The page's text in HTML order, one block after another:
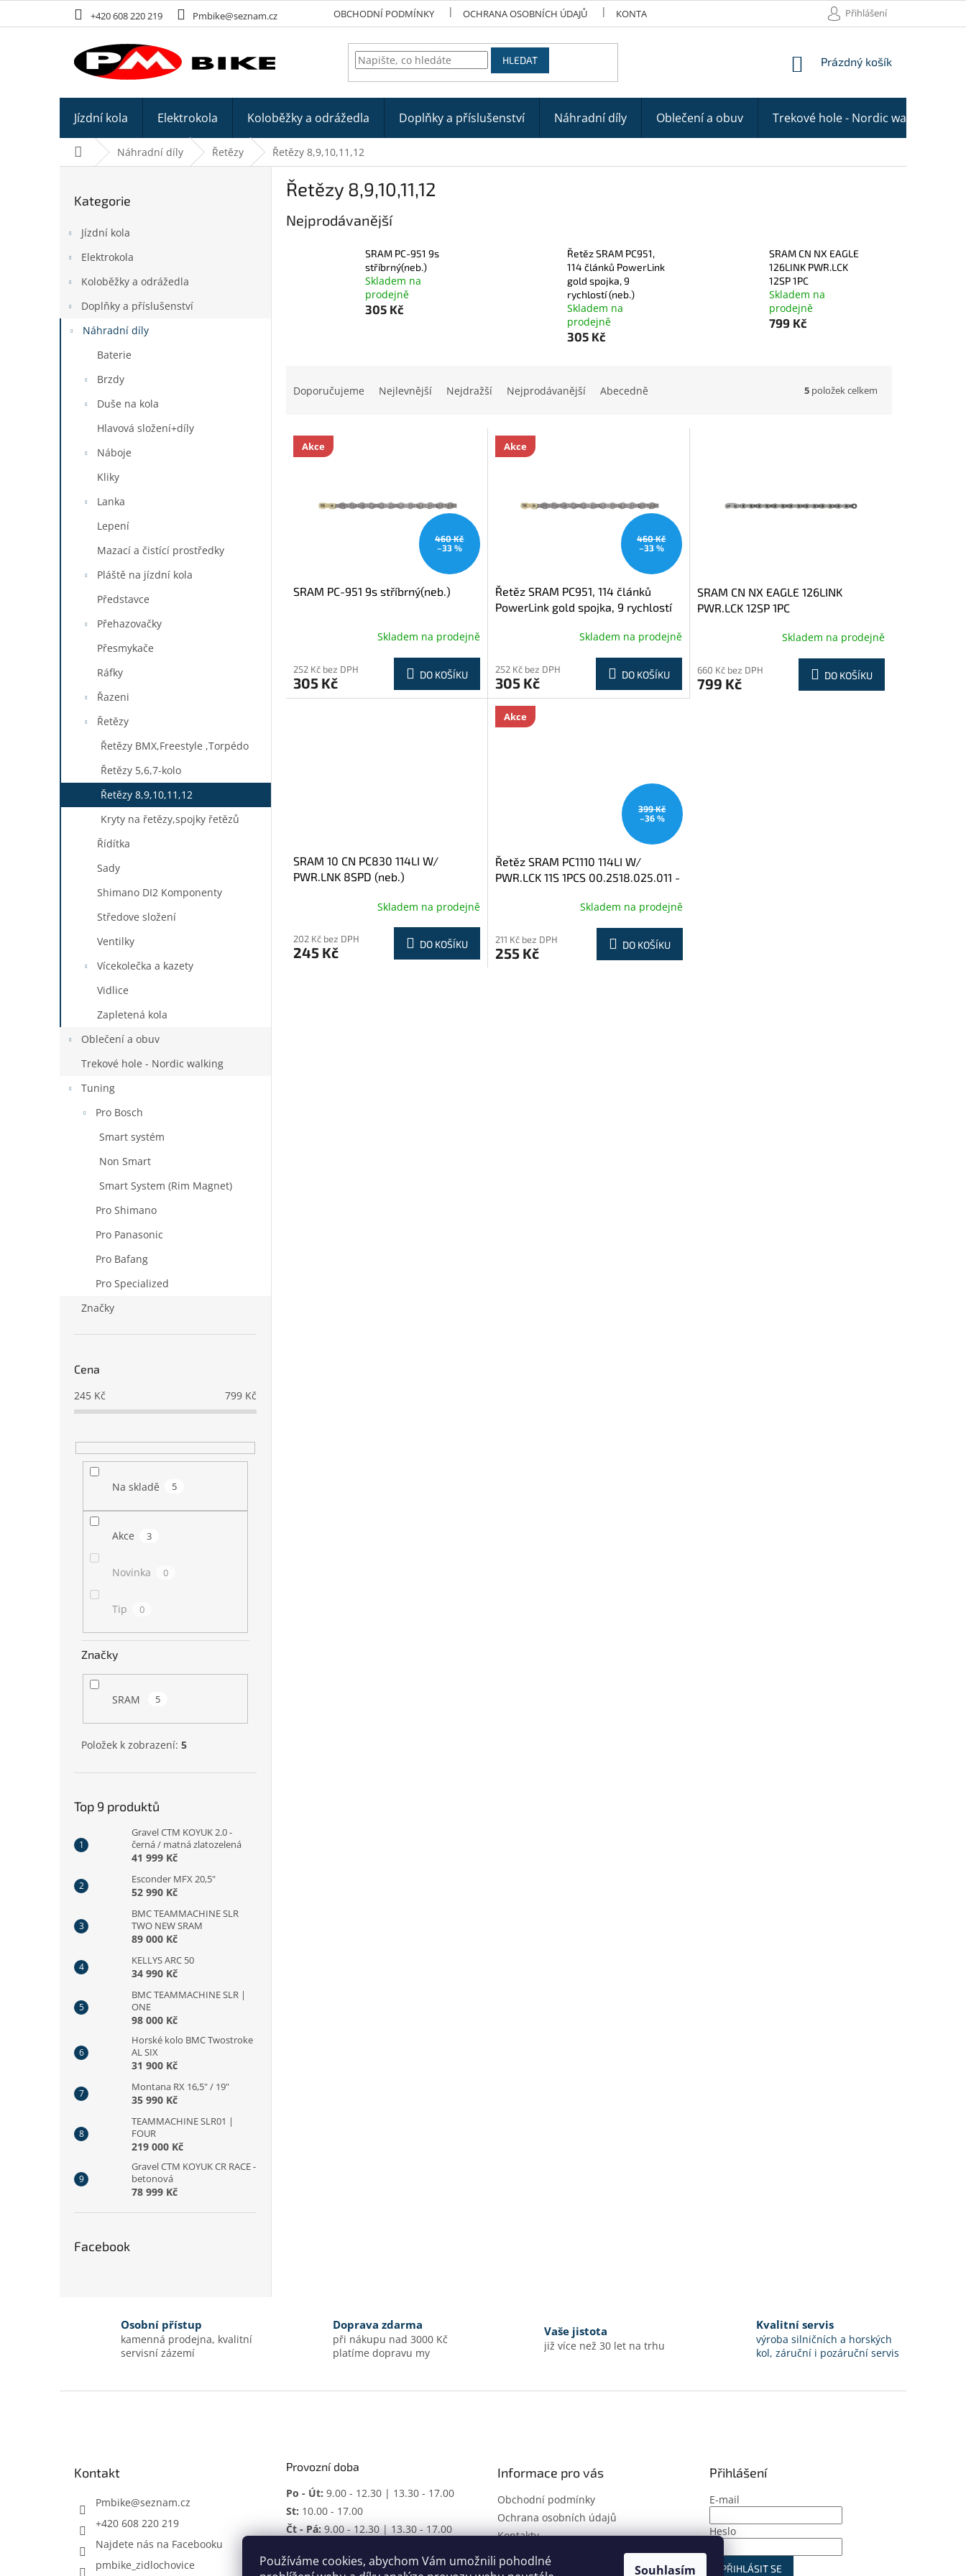
Používáme cookies, abychom Vám umožnili pohodlné
Souhlasím
+420 608 220 219 Pmbike@seznam.cz OBCHODNÍ PODMÍNKY OCHRANA OSOBNÍCH ÚDAJŮ KONTAKTY Přihlášení
HLEDAT
NÁKUPNÍ
Prázdný košík
Jízdní kola Elektrokola Koloběžky a odrážedla Doplňky a příslušenství Náhradní díly Oblečení a obuv Trekové hole - Nordic walking
Domů Náhradní díly Řetězy Řetězy 8,9,10,11,12
p
Přeskočit
Kategorie
Jízdní kola
Elektrokola
Koloběžky a odrážedla
Doplňky a příslušenství
Náhradní díly
Baterie
Brzdy
Duše na kola
Hlavová složení+díly
Náboje
Kliky
Lanka
Lepení
Mazací a čistící prostředky
Pláště na jízdní kola
Představce
Přehazovačky
Přesmykače
Ráfky
Řazeni
Řetězy
Řetězy BMX,Freestyle ,Torpédo
Řetězy 5,6,7-kolo
Řetězy 8,9,10,11,12
Kryty na řetězy,spojky řetězů
Řídítka
Sady
Shimano DI2 Komponenty
Středove složení
Ventilky
Vícekolečka a kazety
Vidlice
Zapletená kola
Oblečení a obuv
Trekové hole - Nordic walking
Tuning
Pro Bosch
Smart systém
Non Smart
Smart System (Rim Magnet)
Pro Shimano
Pro Panasonic
Pro Bafang
Pro Specialized
Značky
Cena
245 Kč 799 Kč
Na skladě 5
Akce 3
Novinka 0
Tip 0
Značky
SRAM 5
Položek k zobrazení: 5
Top 9 produktů
Gravel CTM KOYUK 2.0 -
černá / matná zlatozelená
41 999 Kč
Esconder MFX 20,5"
52 990 Kč
BMC TEAMMACHINE SLR
TWO NEW SRAM
89 000 Kč
KELLYS ARC 50
34 990 Kč
BMC TEAMMACHINE SLR |
ONE
98 000 Kč
Horské kolo BMC Twostroke
AL SIX
31 900 Kč
Montana RX 16,5" / 19"
35 990 Kč
TEAMMACHINE SLR01 |
FOUR
219 000 Kč
Gravel CTM KOYUK CR RACE -
betonová
78 999 Kč
Facebook
Řetězy 8,9,10,11,12
Nejprodávanější
SRAM PC-951 9s
stříbrný(neb.)
Skladem na
prodejně
305 Kč
Řetěz SRAM PC951,
114 článků PowerLink
gold spojka, 9
rychlostí (neb.)
Skladem na
prodejně
305 Kč
SRAM CN NX EAGLE
126LINK PWR.LCK
12SP 1PC
Skladem na
prodejně
799 Kč
n
Doporučujeme Nejlevnější Nejdražší Nejprodávanější Abecedně 5 položek celkem
V
Akce
460 Kč
–33 %
SRAM PC-951 9s stříbrný(neb.)
Skladem na prodejně
252 Kč bez DPH
305 Kč DO KOŠÍKU
Akce
460 Kč
–33 %
Řetěz SRAM PC951, 114 článků
PowerLink gold spojka, 9 rychlostí
Skladem na prodejně
252 Kč bez DPH
305 Kč DO KOŠÍKU
SRAM CN NX EAGLE 126LINK
PWR.LCK 12SP 1PC
Skladem na prodejně
660 Kč bez DPH
799 Kč DO KOŠÍKU
SRAM 10 CN PC830 114LI W/
PWR.LNK 8SPD (neb.)
Skladem na prodejně
202 Kč bez DPH
245 Kč DO KOŠÍKU
Akce
399 Kč
–36 %
Řetěz SRAM PC1110 114LI W/
PWR.LCK 11S 1PCS 00.2518.025.011 -
Skladem na prodejně
211 Kč bez DPH
255 Kč DO KOŠÍKU
Osobní přístup
kamenná prodejna, kvalitní
servisní zázemí
Doprava zdarma
při nákupu nad 3000 Kč
platíme dopravu my
Vaše jistota
již více než 30 let na trhu
Kvalitní servis
výroba silničních a horských
kol, záruční i pozáruční servis
Kontakt
Pmbike@seznam.cz
+420 608 220 219
Najdete nás na Facebooku
pmbike_zidlochovice
Provozní doba
Po - Út: 9.00 - 12.30 | 13.30 - 17.00
St: 10.00 - 17.00
Čt - Pá:9.00 - 12.30 | 13.30 - 17.00
Mimo pracovní dobu dle domluvy.
Informace pro vás
Obchodní podmínky
Ochrana osobních údajů
Kontakty
Přihlášení
E-mail
Heslo
PŘIHLÁSIT SE